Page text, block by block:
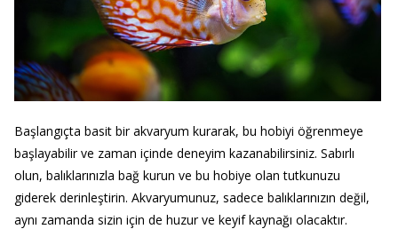
Başlangıçta basit bir akvaryum kurarak, bu hobiyi öğrenmeye
başlayabilir ve zaman içinde deneyim kazanabilirsiniz. Sabırlı
olun, balıklarınızla bağ kurun ve bu hobiye olan tutkunuzu
giderek derinleştirin. Akvaryumunuz, sadece balıklarınızın değil,
aynı zamanda sizin için de huzur ve keyif kaynağı olacaktır.